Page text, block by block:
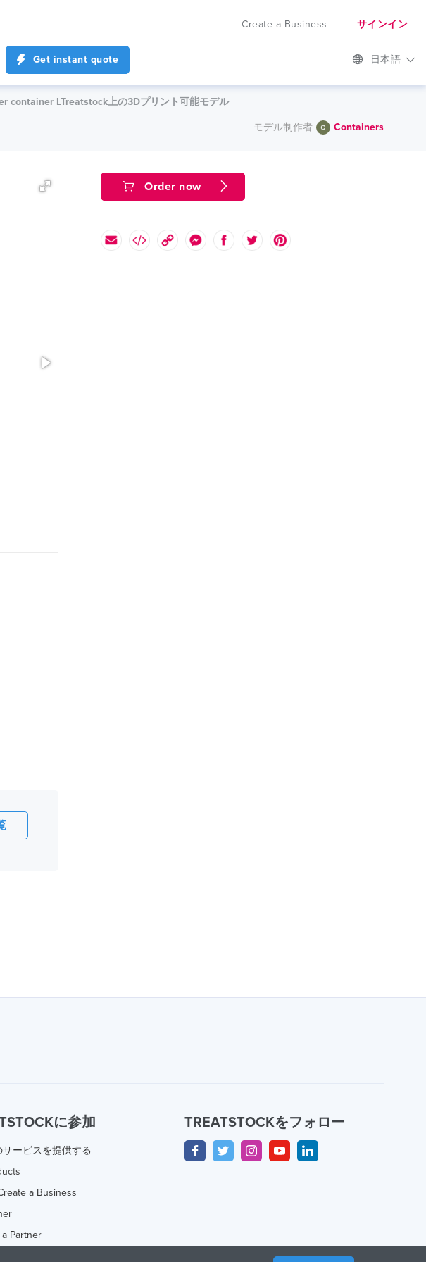
Create a Business サインイン
Get instant quote 日本語
container LTreatstock上の3Dプリント可能モデル
モデル制作者 Containers
Order now
に参加
ービスを提供する
a Business
Partner
TREATSTOCKをフォロー